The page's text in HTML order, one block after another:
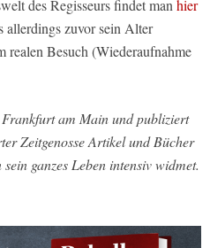
des Regisseurs findet man hier
allerdings zuvor sein Alter
realen Besuch (Wiederaufnahme
am Main und publiziert
Zeitgenosse Artikel und Bücher
ganzes Leben intensiv widmet.